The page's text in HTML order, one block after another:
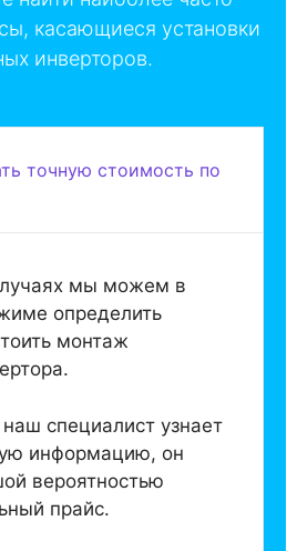
касающиеся установки
инверторов.
точную стоимость по
мы можем в
определить
монтаж
специалист узнает
информацию, он
вероятностью
прайс.